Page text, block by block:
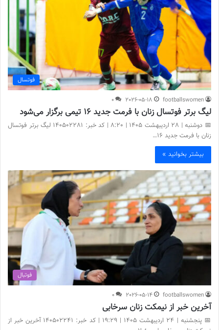
فوتسال
footballswomen
2026-05-18
0
لیگ برتر فوتسال زنان با فرمت جدید ۱۶ تیمی برگزار می‌شود
📅 دوشنبه | 28 اردیبهشت ۱۴۰۵ | 8:20 | کد خبر: 140502281 لیگ برتر فوتسال
زنان با فرمت جدید ۱۶…
بیشتر بخوانید »
فوتبال
footballswomen
2026-05-14
0
آخرین خبر از نیمکت زنان سرخابی
📅 پنجشنبه | 24 اردیبهشت ۱۴۰۵ | 19:29 | کد خبر: 140502241 آخرین خبر از